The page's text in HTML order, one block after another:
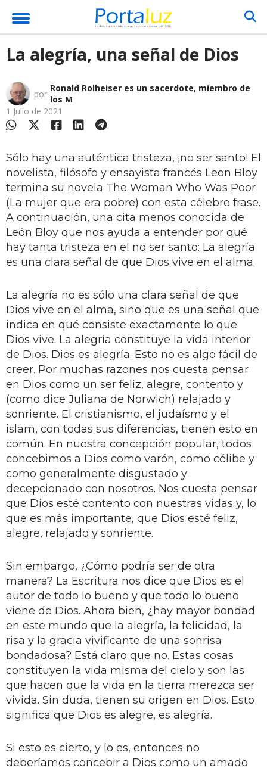
La alegría, una señal de Dios
por Ronald Rolheiser es un sacerdote, miembro de
los M
1 Julio de 2021
Sólo hay una auténtica tristeza, ¡no ser santo! El
novelista, filósofo y ensayista francés Leon Bloy
termina su novela The Woman Who Was Poor
(La mujer que era pobre) con esta célebre frase.
A continuación, una cita menos conocida de
León Bloy que nos ayuda a entender por qué
hay tanta tristeza en el no ser santo: La alegría
es una clara señal de que Dios vive en el alma.
La alegría no es sólo una clara señal de que
Dios vive en el alma, sino que es una señal que
indica en qué consiste exactamente lo que
Dios vive. La alegría constituye la vida interior
de Dios. Dios es alegría. Esto no es algo fácil de
creer. Por muchas razones nos cuesta pensar
en Dios como un ser feliz, alegre, contento y
(como dice Juliana de Norwich) relajado y
sonriente. El cristianismo, el judaísmo y el
islam, con todas sus diferencias, tienen esto en
común. En nuestra concepción popular, todos
concebimos a Dios como varón, como célibe y
como generalmente disgustado y
decepcionado con nosotros. Nos cuesta pensar
que Dios esté contento con nuestras vidas y, lo
que es más importante, que Dios esté feliz,
alegre, relajado y sonriente.
Sin embargo, ¿Cómo podría ser de otra
manera? La Escritura nos dice que Dios es el
autor de todo lo bueno y que todo lo bueno
viene de Dios. Ahora bien, ¿hay mayor bondad
en este mundo que la alegría, la felicidad, la
risa y la gracia vivificante de una sonrisa
bondadosa? Está claro que no. Estas cosas
constituyen la vida misma del cielo y son las
que hacen que la vida en la tierra merezca ser
vivida. Sin duda, tienen su origen en Dios. Esto
significa que Dios es alegre, es alegría.
Si esto es cierto, y lo es, entonces no
deberíamos concebir a Dios como un amado